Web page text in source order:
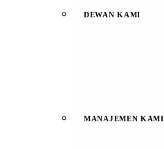
DEWAN KAMI
MANAJEMEN KAMI